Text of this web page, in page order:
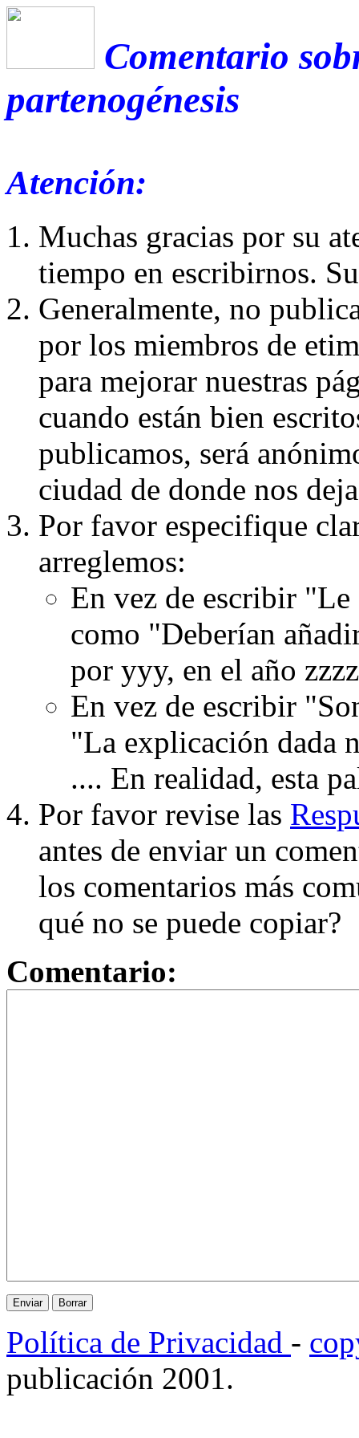
Comentario
partenogénesis
Atención:
Muchas gracias por su
tiempo en escribirnos.
Generalmente, no
por los miembros de
para mejorar nuestras
cuando están bien
publicamos, será
ciudad de donde nos
Por favor especifique
arreglemos:
En vez de escribir
como "Deberían
por yyy, en el año
En vez de escribir
"La explicación dada
.... En realidad, esta
Por favor revise las
antes de enviar un
los comentarios más
qué no se puede copiar?
Comentario:
Política de Privacidad -
publicación 2001.